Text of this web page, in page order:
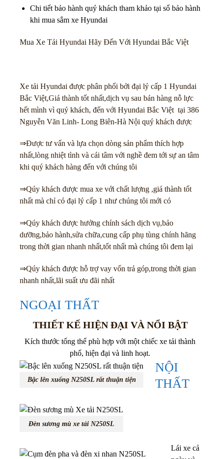
Chi tiết bảo hành quý khách tham khảo tại sổ bảo hành
khi mua sắm xe Hyundai
Mua Xe Tải Hyundai Hãy Đến Với Hyundai Bắc Việt
Xe tải Hyundai được phân phối bởi đại lý cấp 1 Hyundai
Bắc Việt,Giá thành tốt nhất,dịch vụ sau bán hàng nỗ lực
hết mình vì quý khách, đến với Hyundai Bắc Việt tại 386
Nguyễn Văn Linh- Long Biên-Hà Nội quý khách được
⇒Được tư vấn và lựa chọn dòng sản phẩm thích hợp
nhất,lòng nhiệt tình và cái tâm với nghề đem tới sự an tâm
khi quý khách hàng đến với chúng tôi
⇒Qúy khách được mua xe với chất lượng ,giá thành tốt
nhất mà chỉ có đại lý cấp 1 như chúng tôi mới có
⇒Qúy khách được hưởng chính sách dịch vụ,bảo
dưỡng,bảo hành,sửa chữa,cung cấp phụ tùng chính hãng
trong thời gian nhanh nhất,tốt nhất mà chúng tôi đem lại
⇒Qúy khách được hỗ trợ vay vốn trả góp,trong thời gian
nhanh nhất,lãi suất ưu đãi nhất
NGOẠI THẤT
THIẾT KẾ HIỆN ĐẠI VÀ NỔI BẬT
Kích thước tổng thể phù hợp với một chiếc xe tải thành
phố, hiện đại và linh hoạt.
Bậc lên xuống N250SL rất thuận tiện
Đèn sương mù xe tải N250SL
NỘI
THẤT
Lái xe cả